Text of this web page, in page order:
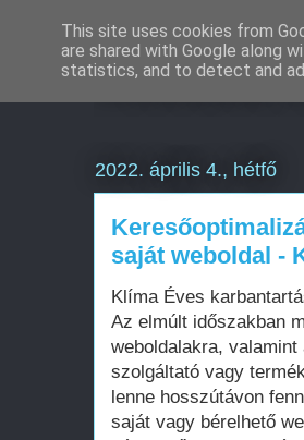
Weboldal
2022. április 4., hétfő
saját weboldal -
Klíma Éves
Az elmúlt időszakban
weboldalakra,
szolgáltató vagy
lenne hosszútávon
saját vagy bérelhető
This site uses cookies from
are shared with Google along
statistics, and to detect and